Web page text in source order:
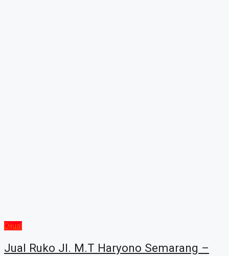
Dijual
Jual Ruko Jl. M.T Haryono Semarang –